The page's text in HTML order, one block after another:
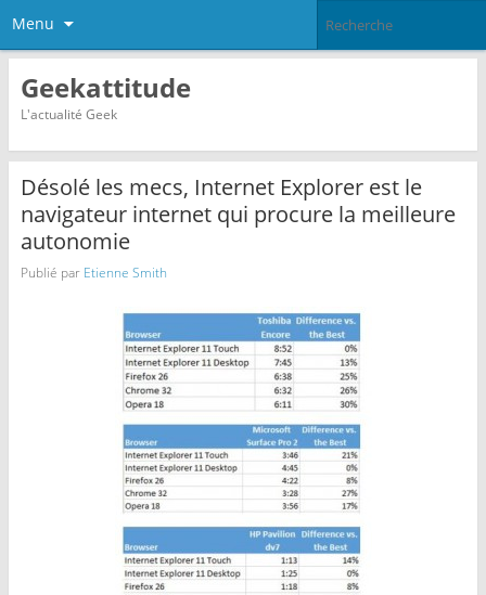
Menu
Geekattitude
L'actualité Geek
Désolé les mecs, Internet Explorer est le
navigateur internet qui procure la meilleure
autonomie
Publié par Etienne Smith